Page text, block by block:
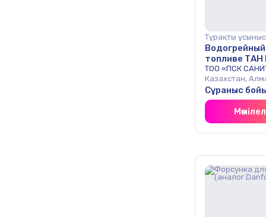
Тұрақты
топливе
ТОО «ПСК
Казахстан,
Сұраныс